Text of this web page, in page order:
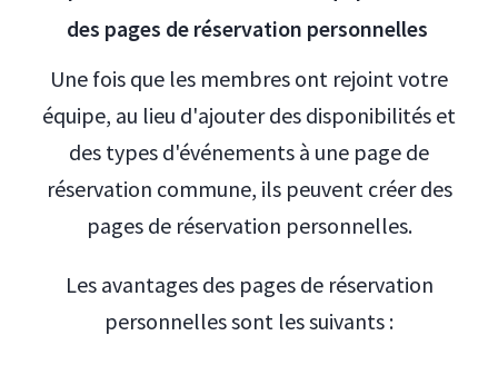
des pages de réservation personnelles
Une fois que les membres ont rejoint votre
équipe, au lieu d'ajouter des disponibilités et
des types d'événements à une page de
réservation commune, ils peuvent créer des
pages de réservation personnelles.
Les avantages des pages de réservation
personnelles sont les suivants :